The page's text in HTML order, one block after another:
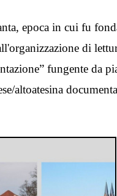
epoca in cui fu
di
fungente da
altoatesina